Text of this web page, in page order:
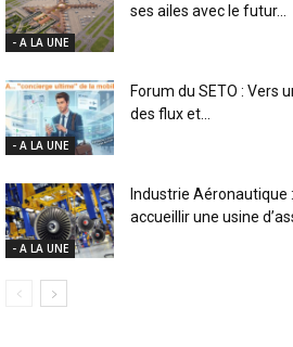
- A LA UNE
ses ailes avec le futur...
- A LA UNE
Forum du SETO : Vers
des flux et...
- A LA UNE
Industrie Aéronautique
accueillir une usine